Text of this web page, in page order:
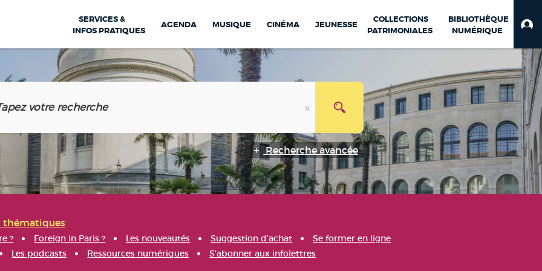
SERVICES &
INFOS PRATIQUES
AGENDA MUSIQUE CINÉMA JEUNESSE
COLLECTIONS
PATRIMONIALES
BIBLIOTHÈQUE
NUMÉRIQUE
Recherche avancée
thématiques
? Foreign in Paris ? Les nouveautés Suggestion d'achat
Se former en ligne
Les podcasts Ressources numériques S'abonner aux infolettres